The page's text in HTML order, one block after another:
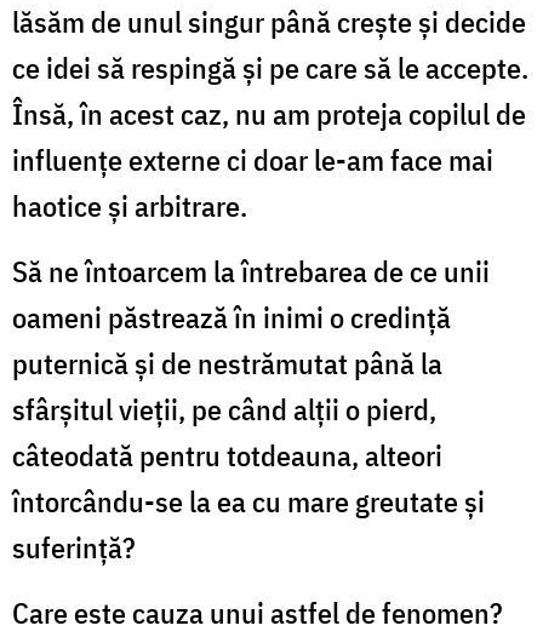
lăsăm de unul singur până crește și decide
ce idei să respingă și pe care să le accepte.
Însă, în acest caz, nu am proteja copilul de
influențe externe ci doar le-am face mai
haotice și arbitrare.
Să ne întoarcem la întrebarea de ce unii
oameni păstrează în inimi o credință
puternică și de nestrămutat până la
sfârșitul vieții, pe când alții o pierd,
câteodată pentru totdeauna, alteori
întorcându-se la ea cu mare greutate și
suferință?
Care este cauza unui astfel de fenomen?